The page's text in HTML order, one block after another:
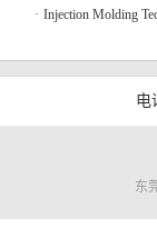
· Injection Molding
电
东